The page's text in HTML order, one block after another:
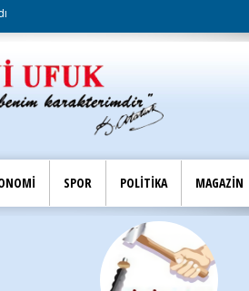
SPOR POLİTİKA MAGAZİN